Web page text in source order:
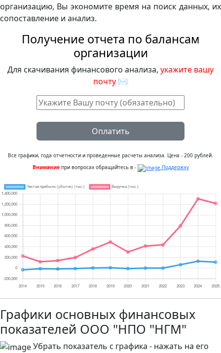
организацию, Вы экономите время на поиск данных, их
сопоставление и анализ.
Получение отчета по балансам
организации
Для скачивания финансового анализа, укажите вашу
почту ✉
Оплатить
Все графики, года отчетности и проведенные расчеты анализа. Цена - 200 рублей.
Внимание при вопросах обращайтесь в - Поддержку
Графики основных финансовых
показателей ООО "НПО "НГМ"
Убрать показатель с графика - нажать на его